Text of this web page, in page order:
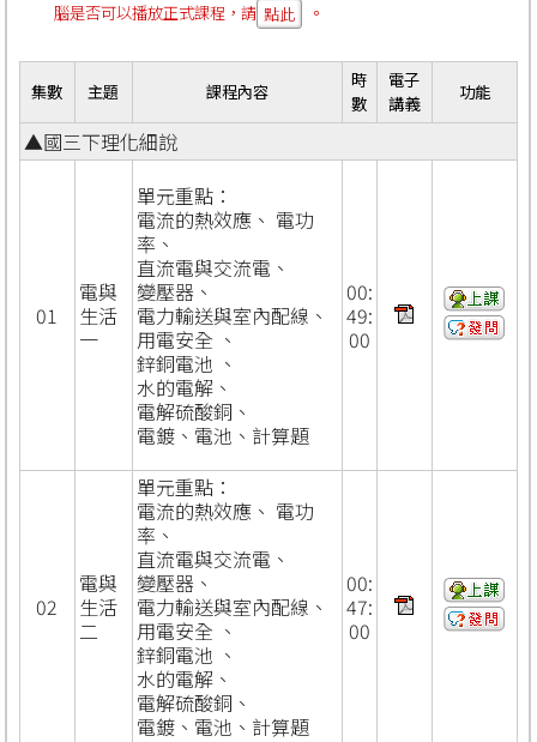
腦是否可以播放正式課程，請 點此 。
集數 主題 課程內容
時
數
電子
講義
功能
▲國三下理化細說
01
電與
生活
一
單元重點：
電流的熱效應、 電功
率、
直流電與交流電、
變壓器、
電力輸送與室內配線、
用電安全 、
鋅銅電池 、
水的電解、
電解硫酸銅、
電鍍、電池、計算題
00:
49:
00
02
電與
生活
二
單元重點：
電流的熱效應、 電功
率、
直流電與交流電、
變壓器、
電力輸送與室內配線、
用電安全 、
鋅銅電池 、
水的電解、
電解硫酸銅、
電鍍、電池、計算題
00:
47:
00